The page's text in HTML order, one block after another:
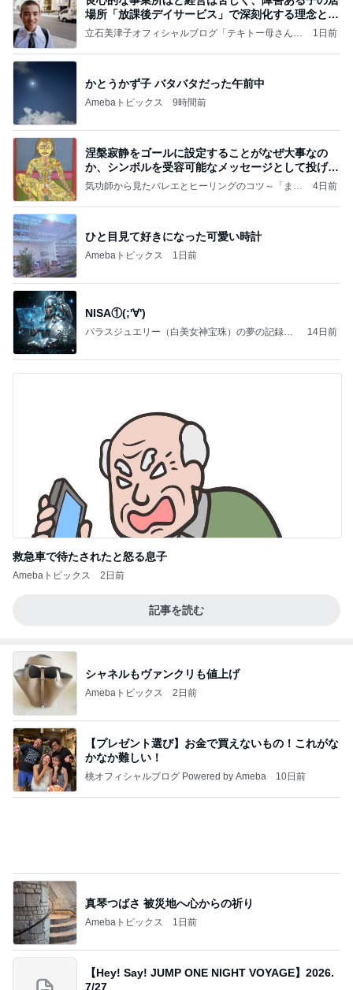
場所「放課後デイサービス」で深刻化する理念と現
実の
立石美津子オフィシャルブログ「テキトー母さんの
1日前
かとうかず子 バタバタだった午前中
Amebaトピックス 9時間前
涅槃寂静をゴールに設定することがなぜ大事なの
か、シンボルを受容可能なメッセージとして投げる
ことが
気功師から見たバレエとヒーリングのコツ～「まと
4日前
ひと目見て好きになった可愛い時計
Amebaトピックス 1日前
NISA①(;'∀')
パラスジュエリー（白美女神宝珠）の夢の記録
14日前
救急車で待たされたと怒る息子
Amebaトピックス 2日前
記事を読む
シャネルもヴァンクリも値上げ
Amebaトピックス 2日前
【プレゼント選び】お金で買えないもの！これがな
かなか難しい！
桃オフィシャルブログ Powered by Ameba 10日前
真琴つばさ 被災地へ心からの祈り
Amebaトピックス 1日前
【Hey! Say! JUMP ONE NIGHT VOYAGE】2026.
7/27